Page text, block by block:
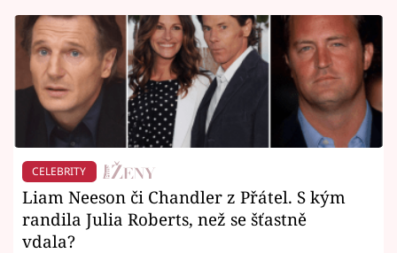
CELEBRITY
Liam Neeson či Chandler z Přátel. S kým
randila Julia Roberts, než se šťastně
vdala?